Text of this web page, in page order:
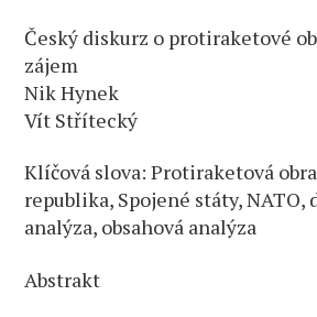
Český diskurz o protiraketové
zájem
Nik Hynek
Vít Střítecký
Klíčová slova: Protiraketová
republika, Spojené státy,
analýza, obsahová analýza
Abstrakt